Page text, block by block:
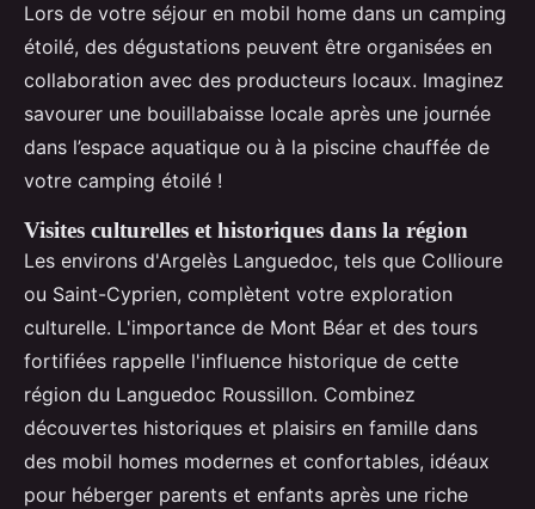
Lors de votre séjour en mobil home dans un camping
étoilé, des dégustations peuvent être organisées en
collaboration avec des producteurs locaux. Imaginez
savourer une bouillabaisse locale après une journée
dans l’espace aquatique ou à la piscine chauffée de
votre camping étoilé !
Visites culturelles et historiques dans la région
Les environs d'Argelès Languedoc, tels que Collioure
ou Saint-Cyprien, complètent votre exploration
culturelle. L'importance de Mont Béar et des tours
fortifiées rappelle l'influence historique de cette
région du Languedoc Roussillon. Combinez
découvertes historiques et plaisirs en famille dans
des mobil homes modernes et confortables, idéaux
pour héberger parents et enfants après une riche